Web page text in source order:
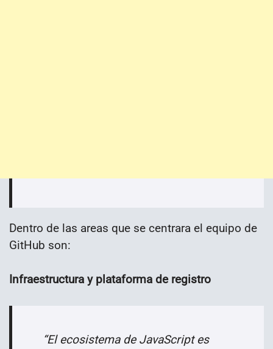
Dentro de las areas que se centrara el equipo de
GitHub son:
Infraestructura y plataforma de registro
“El ecosistema de JavaScript es